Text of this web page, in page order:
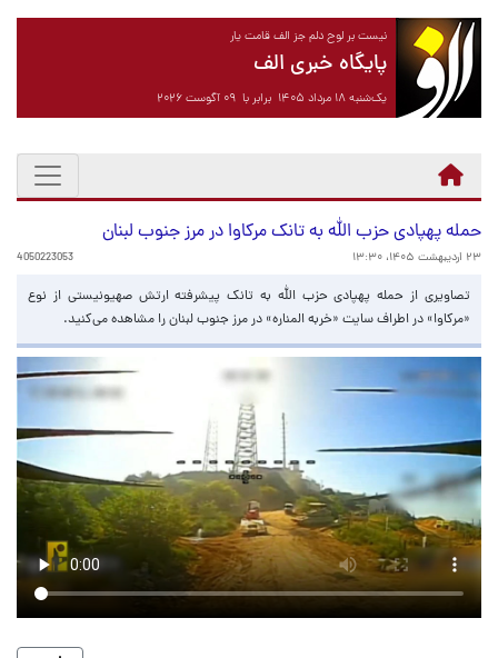
نیست بر لوح دلم جز الف قامت یار
پایگاه خبری الف
یک‌شنبه ۱۸ مرداد ۱۴۰۵ برابر با ۰۹ آگوست ۲۰۲۶
حمله پهپادی حزب الله به تانک مرکاوا در مرز جنوب لبنان
۲۳ اردیبهشت ۱۴۰۵، ۱۳:۳۰ 4050223053
تصاویری از حمله پهپادی حزب الله به تانک پیشرفته ارتش صهیونیستی از نوع
«مرکاوا» در اطراف سایت «خربه المناره» در مرز جنوب لبنان را مشاهده می‌کنید.